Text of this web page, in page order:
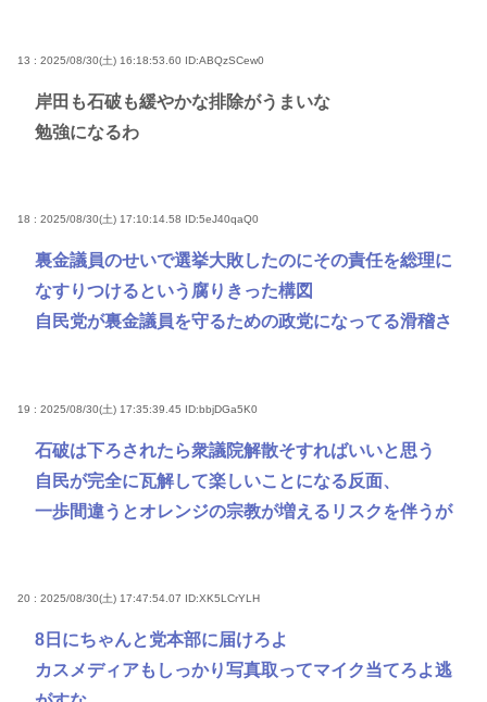
13 : 2025/08/30(土) 16:18:53.60 ID:ABQzSCew0
岸田も石破も緩やかな排除がうまいな
勉強になるわ
18 : 2025/08/30(土) 17:10:14.58 ID:5eJ40qaQ0
裏金議員のせいで選挙大敗したのにその責任を総理に
なすりつけるという腐りきった構図
自民党が裏金議員を守るための政党になってる滑稽さ
19 : 2025/08/30(土) 17:35:39.45 ID:bbjDGa5K0
石破は下ろされたら衆議院解散そすればいいと思う
自民が完全に瓦解して楽しいことになる反面、
一歩間違うとオレンジの宗教が増えるリスクを伴うが
20 : 2025/08/30(土) 17:47:54.07 ID:XK5LCrYLH
8日にちゃんと党本部に届けろよ
カスメディアもしっかり写真取ってマイク当てろよ逃